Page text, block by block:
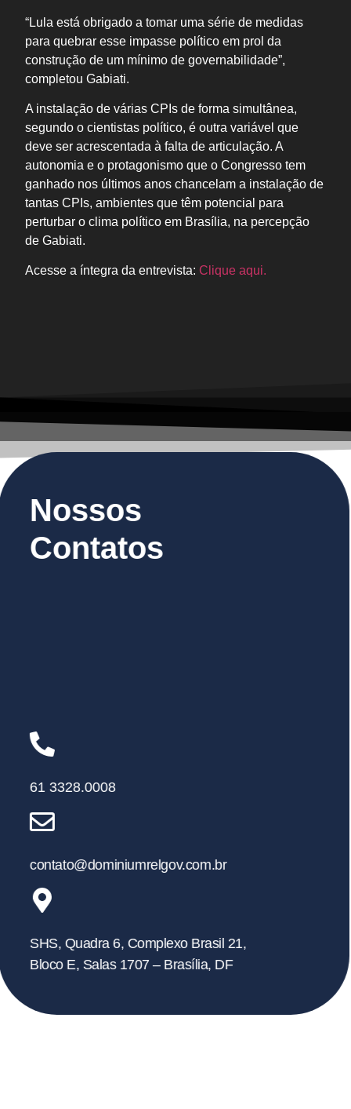
“Lula está obrigado a tomar uma série de medidas
para quebrar esse impasse político em prol da
construção de um mínimo de governabilidade”,
completou Gabiati.
A instalação de várias CPIs de forma simultânea,
segundo o cientistas político, é outra variável que
deve ser acrescentada à falta de articulação. A
autonomia e o protagonismo que o Congresso tem
ganhado nos últimos anos chancelam a instalação de
tantas CPIs, ambientes que têm potencial para
perturbar o clima político em Brasília, na percepção
de Gabiati.
Acesse a íntegra da entrevista: Clique aqui.
Nossos
Contatos
61 3328.0008
contato@dominiumrelgov.com.br
SHS, Quadra 6, Complexo Brasil 21,
Bloco E, Salas 1707 – Brasília, DF